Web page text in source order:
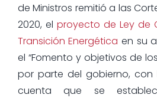
de Ministros remitió a las
2020, el proyecto de Ley de
Transición Energética en su
el “Fomento y objetivos de
por parte del gobierno,
cuenta que se